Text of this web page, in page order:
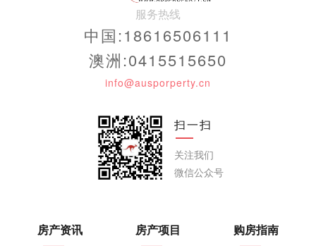
服务热线
中国:18616506111
澳洲:0415515650
info@ausporperty.cn
扫一扫
关注我们
微信公众号
房产资讯 房产项目 购房指南